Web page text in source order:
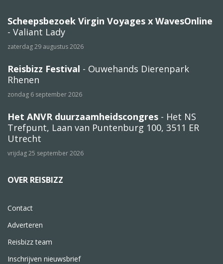
Scheepsbezoek Virgin Voyages x WavesOnline
- Valiant Lady
zaterdag 29 augustus 2026
Reisbizz Festival - Ouwehands Dierenpark
Rhenen
zondag 6 september 2026
Het ANVR duurzaamheidscongres - Het NS
Trefpunt, Laan van Puntenburg 100, 3511 ER
Utrecht
vrijdag 25 september 2026
OVER REISBIZZ
Contact
Adverteren
Reisbizz team
Inschrijven nieuwsbrief